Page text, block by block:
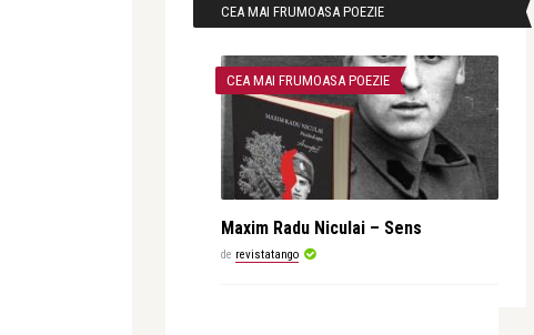
CEA MAI FRUMOASA POEZIE
CEA MAI FRUMOASA POEZIE
Maxim Radu Niculai – Sens
de revistatango